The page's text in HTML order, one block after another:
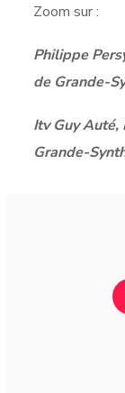
Zoom sur :
Philippe
de Grande-
Itv Guy
Grande-